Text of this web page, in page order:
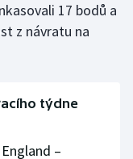
17 bodů a
z návratu na
týdne
–